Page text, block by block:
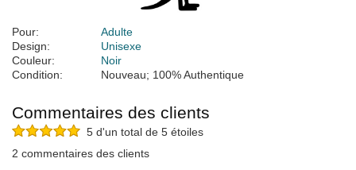
Pour:
Adulte
Design:
Unisexe
Couleur:
Noir
Condition:
Nouveau; 100% Authentique
Commentaires des clients
5 d'un total de 5 étoiles
2 commentaires des clients